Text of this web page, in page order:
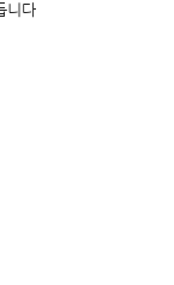
니다